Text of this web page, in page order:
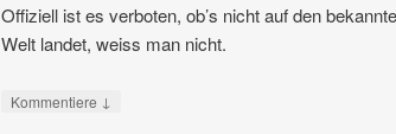
Offiziell ist es verboten, ob’s nicht auf den
Welt landet, weiss man nicht.
Kommentiere ↓